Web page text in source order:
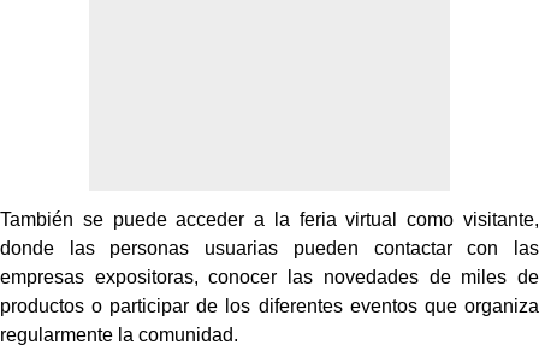
También se puede acceder a la feria virtual como visitante,
donde las personas usuarias pueden contactar con las
empresas expositoras, conocer las novedades de miles de
productos o participar de los diferentes eventos que organiza
regularmente la comunidad.